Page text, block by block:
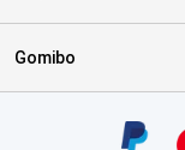
Gomibo